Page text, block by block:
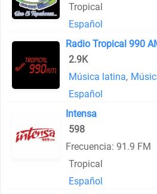
Tropical
Español
Radio Tropical 990
2.9K
Música latina,
Español
Intensa
598
Frecuencia: 91.9 FM
Tropical
Español